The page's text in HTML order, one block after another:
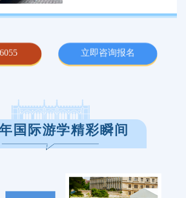
立即咨询报名
国际游学精彩瞬间